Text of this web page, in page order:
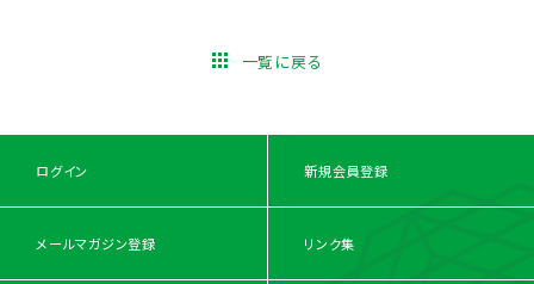
一覧に戻る
ログイン 新規会員登録
メールマガジン登録 リンク集